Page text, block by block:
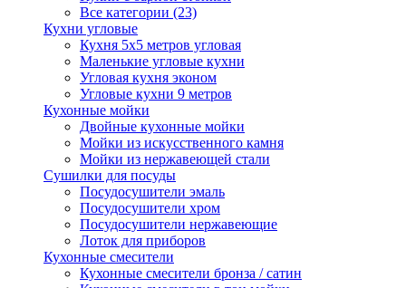
Все категории (23)
Кухни угловые
Кухня 5х5 метров угловая
Маленькие угловые кухни
Угловая кухня эконом
Угловые кухни 9 метров
Кухонные мойки
Двойные кухонные мойки
Мойки из искусственного камня
Мойки из нержавеющей стали
Сушилки для посуды
Посудосушители эмаль
Посудосушители хром
Посудосушители нержавеющие
Лоток для приборов
Кухонные смесители
Кухонные смесители бронза / сатин